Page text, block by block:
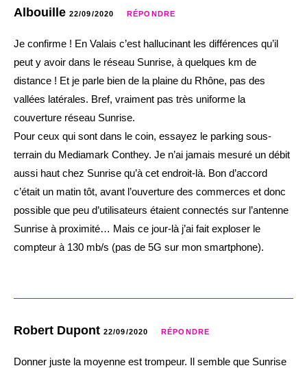
Albouille 22/09/2020 RÉPONDRE
Je confirme ! En Valais c’est hallucinant les différences qu’il
peut y avoir dans le réseau Sunrise, à quelques km de
distance ! Et je parle bien de la plaine du Rhône, pas des
vallées latérales. Bref, vraiment pas très uniforme la
couverture réseau Sunrise.
Pour ceux qui sont dans le coin, essayez le parking sous-
terrain du Mediamark Conthey. Je n’ai jamais mesuré un débit
aussi haut chez Sunrise qu’à cet endroit-là. Bon d’accord
c’était un matin tôt, avant l’ouverture des commerces et donc
possible que peu d’utilisateurs étaient connectés sur l’antenne
Sunrise à proximité… Mais ce jour-là j’ai fait exploser le
compteur à 130 mb/s (pas de 5G sur mon smartphone).
Robert Dupont 22/09/2020 RÉPONDRE
Donner juste la moyenne est trompeur. Il semble que Sunrise